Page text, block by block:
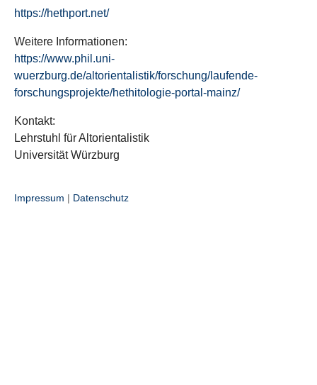
https://hethport.net/
Weitere Informationen:
https://www.phil.uni-
wuerzburg.de/altorientalistik/forschung/laufende-
forschungsprojekte/hethitologie-portal-mainz/
Kontakt:
Lehrstuhl für Altorientalistik
Universität Würzburg
Impressum | Datenschutz